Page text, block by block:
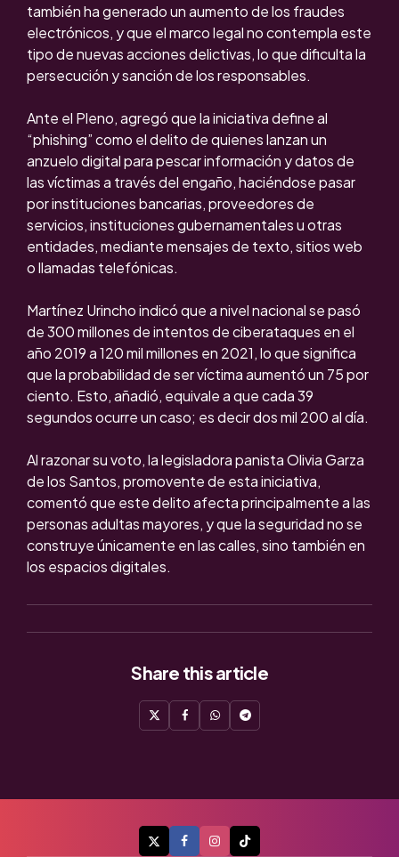
también ha generado un aumento de los fraudes
electrónicos, y que el marco legal no contempla este
tipo de nuevas acciones delictivas, lo que dificulta la
persecución y sanción de los responsables.
Ante el Pleno, agregó que la iniciativa define al
“phishing” como el delito de quienes lanzan un
anzuelo digital para pescar información y datos de
las víctimas a través del engaño, haciéndose pasar
por instituciones bancarias, proveedores de
servicios, instituciones gubernamentales u otras
entidades, mediante mensajes de texto, sitios web
o llamadas telefónicas.
Martínez Urincho indicó que a nivel nacional se pasó
de 300 millones de intentos de ciberataques en el
año 2019 a 120 mil millones en 2021, lo que significa
que la probabilidad de ser víctima aumentó un 75 por
ciento. Esto, añadió, equivale a que cada 39
segundos ocurre un caso; es decir dos mil 200 al día.
Al razonar su voto, la legisladora panista Olivia Garza
de los Santos, promovente de esta iniciativa,
comentó que este delito afecta principalmente a las
personas adultas mayores, y que la seguridad no se
construye únicamente en las calles, sino también en
los espacios digitales.
Share this article